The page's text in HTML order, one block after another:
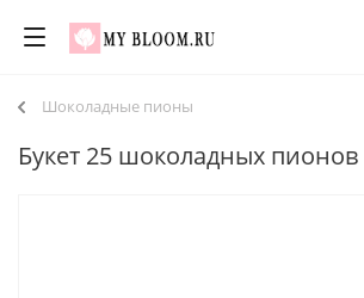
Шоколадные пионы
Букет 25 шоколадных пионов